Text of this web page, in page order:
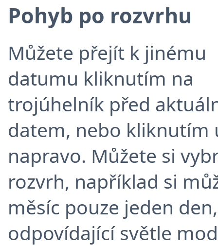
Pohyb po rozvrhu
Můžete přejít k jinému
datumu kliknutím na
trojúhelník před
datem, nebo kliknutím
napravo. Můžete si
rozvrh, například si
měsíc pouze jeden
odpovídající světle